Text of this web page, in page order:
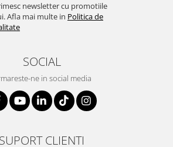
newsletter cu promotiile
Afla mai multe in Politica de
SOCIAL
ne in social media
SUPORT CLIENTI